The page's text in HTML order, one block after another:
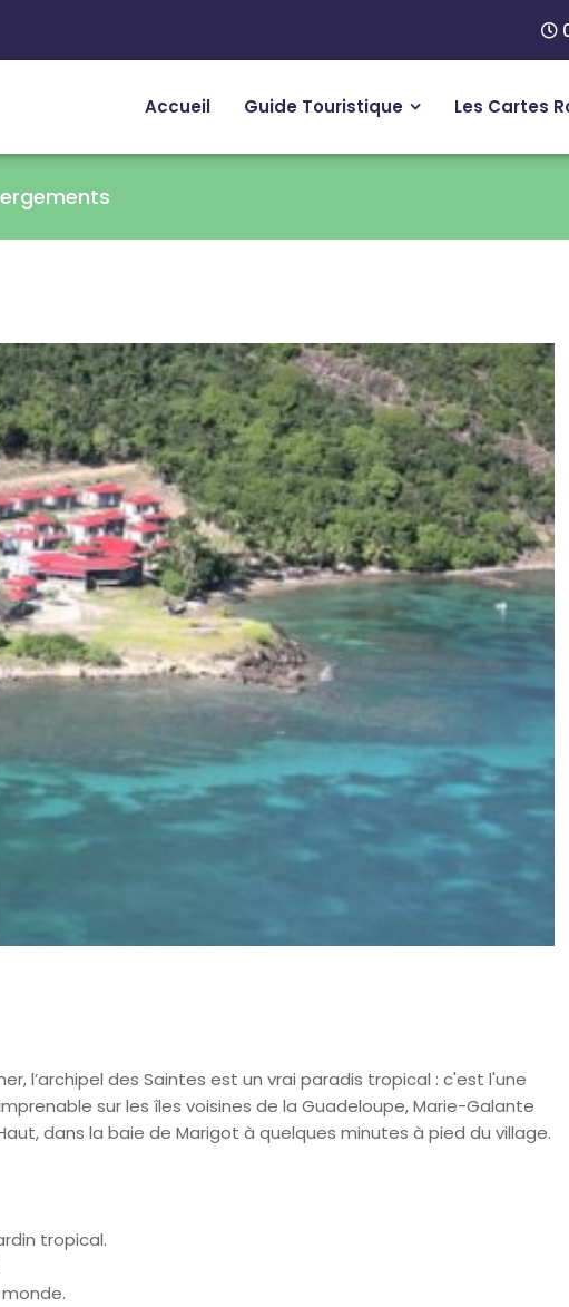
Accueil Guide Touristique Les Cartes
l’archipel des Saintes est un vrai paradis tropical : c'est l'une
sur les îles voisines de la Guadeloupe, Marie-Galante
dans la baie de Marigot à quelques minutes à pied du village.
tropical.